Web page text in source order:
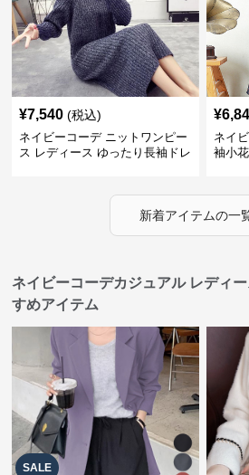
¥7,540 (税込)
ネイビーコーデ ニットワンピー
ス レディース ゆったり長袖ドレ
¥
ネイ
袖小
新着アイテムの一
ネイビーコーデカジュアル レディ
すめアイテム
SALE